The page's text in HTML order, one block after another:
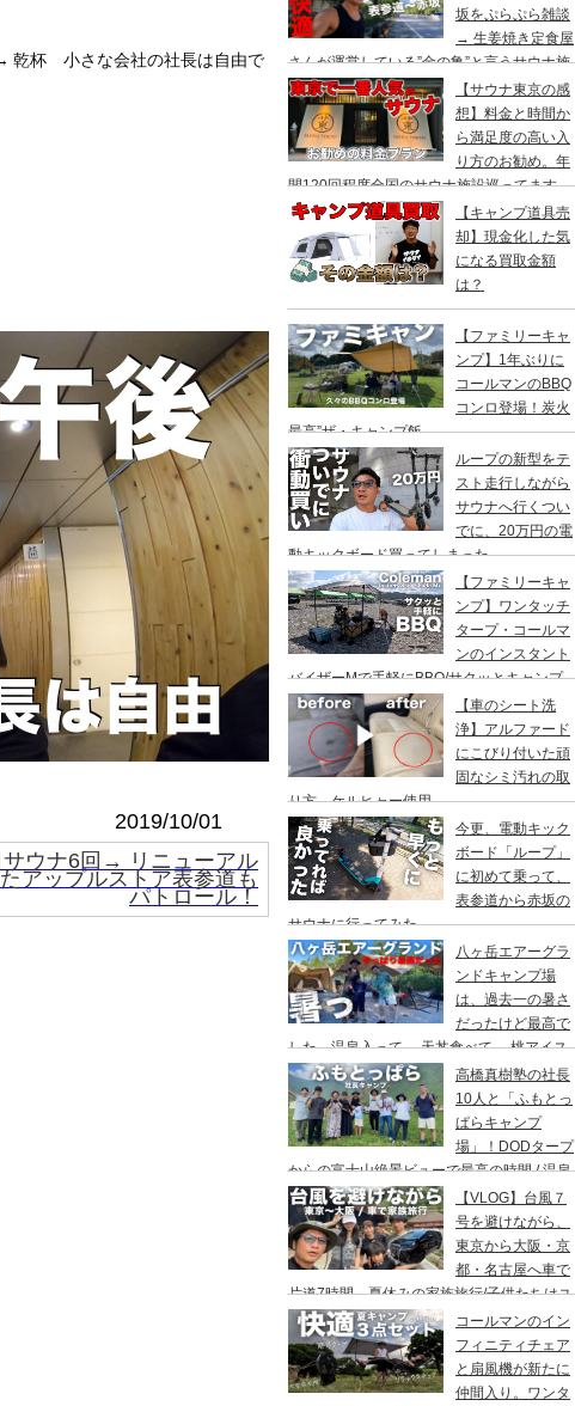
杯　小さな会社の社長は自由で
2019/10/01
サウナ6回→ リニューアル
たアップルストア表参道も
パトロール！
坂をぷらぷら雑談
→ 生姜焼き定食屋
さんが運営している”金の亀”と言うサウナ施
設へ行ってきました。
【サウナ東京の感
想】料金と時間か
ら満足度の高い入
り方のお勧め。年
間120回程度全国のサウナ施設巡ってます。
【キャンプ道具売
却】現金化した気
になる買取金額
は？
【ファミリーキャ
ンプ】1年ぶりに
コールマンのBBQ
コンロ登場！炭火
最高”ザ・キャンプ飯
ループの新型をテ
スト走行しながら
サウナへ行くつい
でに、20万円の電
動キックボード買ってしまった。
YADEA（ヤデア）
【ファミリーキャ
ンプ】ワンタッチ
タープ・コールマ
ンのインスタント
バイザーMで手軽にBBQ/サクッとキャンプ
レイアウト/ 都心から車で1時間/ 河原のキャ
ンプ場/秋川橋河川公園 バーベキューランド
【車のシート洗
浄】アルファード
にこびり付いた頑
固なシミ汚れの取
り方。ケルヒャー使用。
今更、電動キック
ボード「ループ」
に初めて乗って、
表参道から赤坂の
サウナに行ってみた。
八ヶ岳エアーグラ
ンドキャンプ場
は、過去一の暑さ
だったけど最高で
した。温泉入って→ 天丼食べて→ 桃アイス
食べて。ファミリーキャンプにもキャンプデ
ートにもお勧めです。DOD＆ムラコでグル
ープキャンプ
高橋真樹塾の社長
10人と「ふもとっ
ぱらキャンプ
場」！DODタープ
からの富士山絶景ビューで最高の時間 / 温泉
の代わりにシャワー / キャンプ飯は肉にタコ
スにビール
【VLOG】台風７
号を避けながら、
東京から大阪・京
都・名古屋へ車で
片道7時間、夏休みの家族旅行/子供たちはユ
ニバーサルスタジオでパパはサウナ→清水寺
からの川床で鰻重→世界の山ちゃん
コールマンのイン
フィニティチェア
と扇風機が新たに
仲間入り。ワンタ